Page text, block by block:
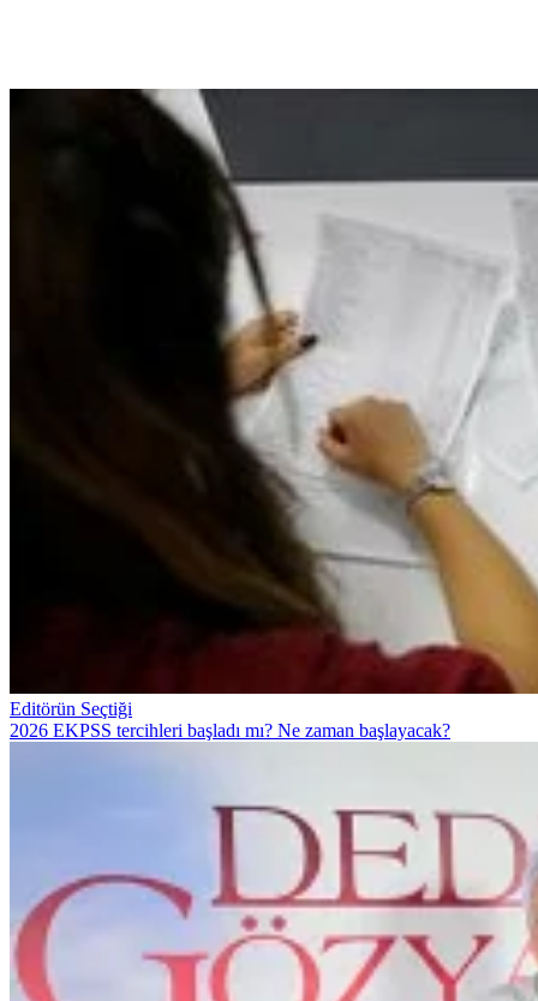
Editörün Seçtiği
2026 EKPSS tercihleri başladı mı? Ne zaman başlayacak?